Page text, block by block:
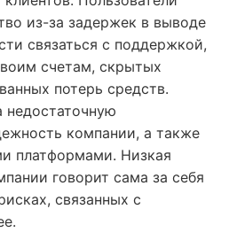
из-за задержек в выводе
связаться с поддержкой,
счетам, скрытых
потерь средств.
недостаточную
компании, а также
платформами. Низкая
говорит сама за себя
связанных с